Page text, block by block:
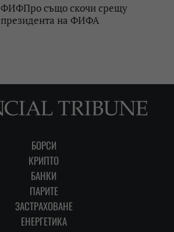
ФИФПро също скочи срещу
президента на ФИФА
БОРСИ
КРИПТО
БАНКИ
ПАРИТЕ
ЗАСТРАХОВАНЕ
ЕНЕРГЕТИКА